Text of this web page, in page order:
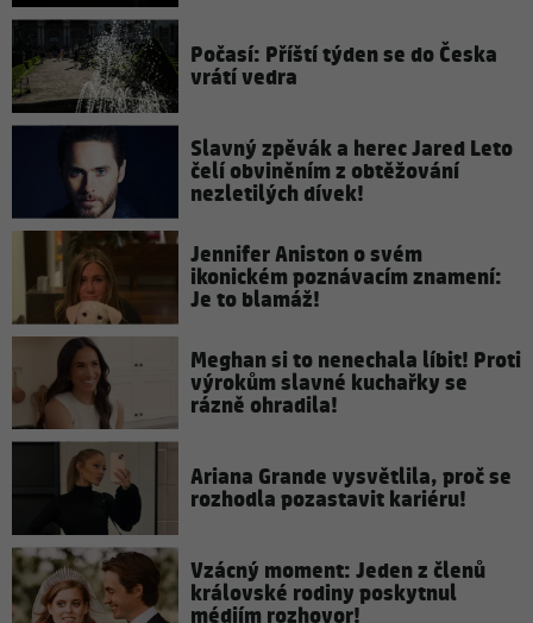
Počasí: Příští týden se do Česka
vrátí vedra
Slavný zpěvák a herec Jared Leto
čelí obviněním z obtěžování
nezletilých dívek!
Jennifer Aniston o svém
ikonickém poznávacím znamení:
Je to blamáž!
Meghan si to nenechala líbit! Proti
výrokům slavné kuchařky se
rázně ohradila!
Ariana Grande vysvětlila, proč se
rozhodla pozastavit kariéru!
Vzácný moment: Jeden z členů
královské rodiny poskytnul
médiím rozhovor!